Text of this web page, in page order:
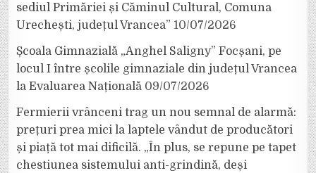
sediul Primăriei și Căminul Cultural, Comuna
Urechești, județul Vrancea” 10/07/2026
Școala Gimnazială „Anghel Saligny” Focșani, pe
locul I între școlile gimnaziale din județul Vrancea
la Evaluarea Națională 09/07/2026
Fermierii vrânceni trag un nou semnal de alarmă:
prețuri prea mici la laptele vândut de producători
și piață tot mai dificilă. „În plus, se repune pe tapet
chestiunea sistemului anti-grindină, deși